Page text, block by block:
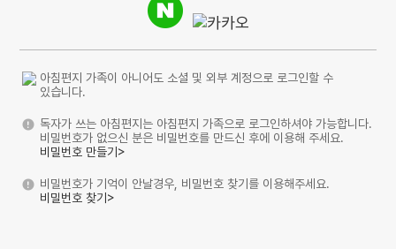
아침편지 가족이 아니어도 소셜 및 외부 계정으로 로그인할 수
있습니다.
독자가 쓰는 아침편지는 아침편지 가족으로 로그인하셔야 가능합니다.
비밀번호가 없으신 분은 비밀번호를 만드신 후에 이용해 주세요.
비밀번호 만들기>
비밀번호가 기억이 안날경우, 비밀번호 찾기를 이용해주세요.
비밀번호 찾기>